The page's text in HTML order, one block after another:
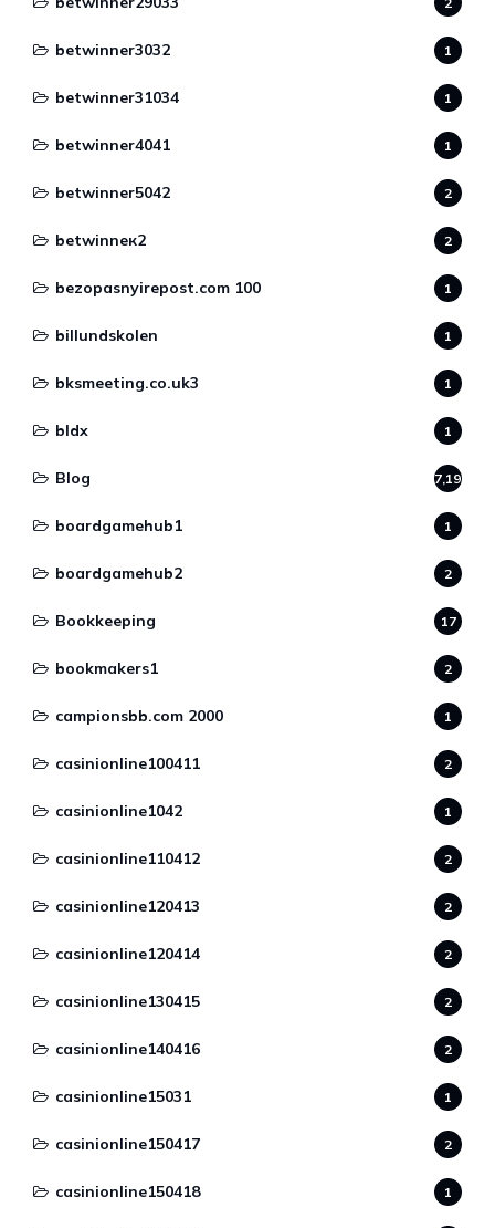
betwinner3032 1
betwinner31034 1
betwinner4041 1
betwinner5042 2
betwinneк2 2
bezopasnyirepost.com 100 1
billundskolen 1
bksmeeting.co.uk3 1
bldx 1
Blog 7,190
boardgamehub1 1
boardgamehub2 2
Bookkeeping 17
bookmakers1 2
campionsbb.com 2000 1
casinionline100411 2
casinionline1042 1
casinionline110412 2
casinionline120413 2
casinionline120414 2
casinionline130415 2
casinionline140416 2
casinionline15031 1
casinionline150417 2
casinionline150418 1